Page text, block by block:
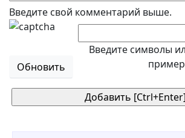
Введите свой комментарий выше.
Обновить
Введите символы